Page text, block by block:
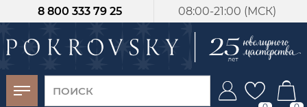
08:00-21:00 (МСК)
8 800 333 79 25
-30%
от 15 дней с
момента оплаты